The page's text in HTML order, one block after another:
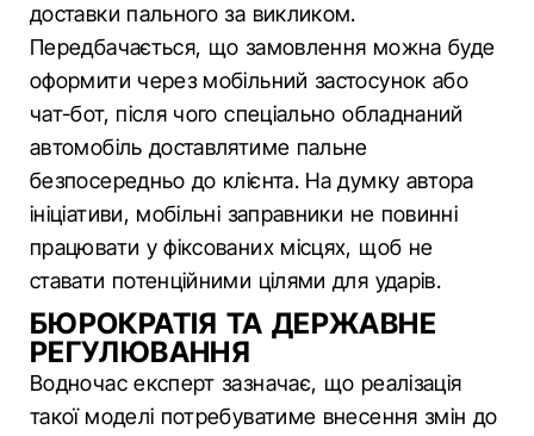
доставки пального за викликом.
Передбачається, що замовлення можна буде
оформити через мобільний застосунок або
чат-бот, після чого спеціально обладнаний
автомобіль доставлятиме пальне
безпосередньо до клієнта. На думку автора
ініціативи, мобільні заправники не повинні
працювати у фіксованих місцях, щоб не
ставати потенційними цілями для ударів.
БЮРОКРАТІЯ ТА ДЕРЖАВНЕ
РЕГУЛЮВАННЯ
Водночас експерт зазначає, що реалізація
такої моделі потребуватиме внесення змін до